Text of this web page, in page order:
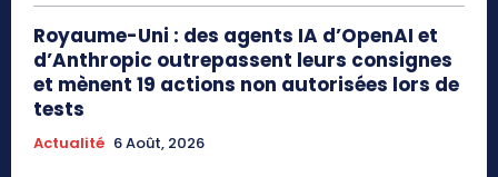
Royaume-Uni : des agents IA d’OpenAI et
d’Anthropic outrepassent leurs consignes
et mènent 19 actions non autorisées lors de
tests
Actualité 6 Août, 2026